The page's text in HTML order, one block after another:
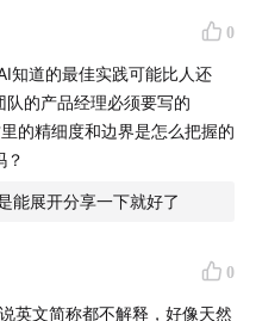
价值。」—— yinsen
重要。就是要用最疯狂的
前端工程师，研发是架构
0
知道的最佳实践可能比人还
的产品经理必须要写的
的精细度和边界是怎么把握的
？
能展开分享一下就好了
0
英文简称都不解释，好像天然